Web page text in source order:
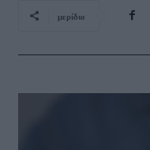
μερίδιο